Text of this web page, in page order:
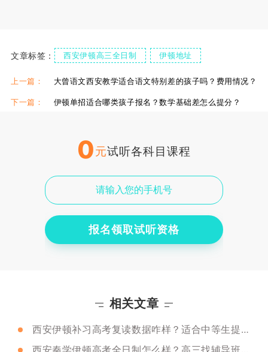
文章标签： 西安伊顿高三全日制 伊顿地址
伊顿食宿情况 伊顿单招复读学校 伊顿单招集训课
上一篇： 大曾语文西安教学适合语文特别差的孩子吗？费用情况？
下一篇： 伊顿单招适合哪类孩子报名？数学基础差怎么提分？
0元试听各科目课程
报名领取试听资格
相关文章
西安伊顿补习高考复读数据咋样？适合中等生提分吗？